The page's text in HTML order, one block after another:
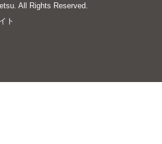
All Rights Reserved.
ト